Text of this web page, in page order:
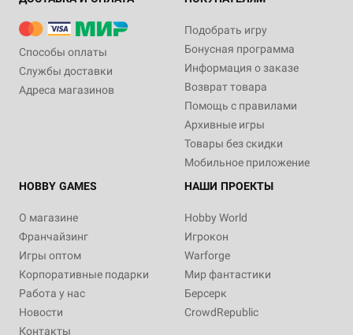
Способы оплаты
Службы доставки
Адреса магазинов
Подобрать игру
Бонусная программа
Информация о заказе
Возврат товара
Помощь с правилами
Архивные игры
Товары без скидки
Мобильное приложение
HOBBY GAMES
О магазине
Франчайзинг
Игры оптом
Корпоративные подарки
Работа у нас
Новости
Контакты
НАШИ ПРОЕКТЫ
Hobby World
Игрокон
Warforge
Мир фантастики
Берсерк
CrowdRepublic